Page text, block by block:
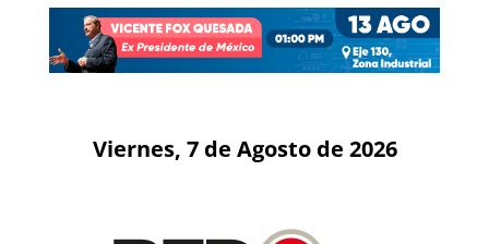
Viernes, 7 de Agosto de 2026